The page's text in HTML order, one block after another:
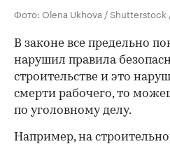
Фото: Olena Ukhova / Shutterstock
В законе все предельно
нарушил правила
строительстве и это
смерти рабочего, то
по уголовному делу.
Например, на